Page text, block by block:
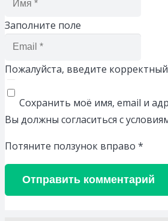
Заполните поле
Пожалуйста, введите
Сохранить моё имя, email и
Вы должны согласиться с
Потяните ползунок вправо *
Отправить комментарий